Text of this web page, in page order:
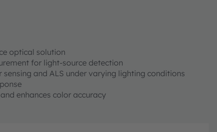
optical solution
for light-source detection
sensing and ALS under varying lighting conditions
enhances color accuracy